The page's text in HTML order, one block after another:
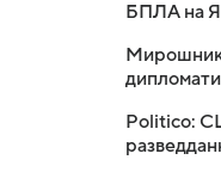
БПЛА на
Мирошник
Politico: